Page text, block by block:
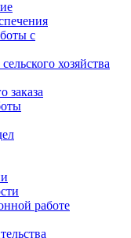
с
хозяйства
заказа
работе